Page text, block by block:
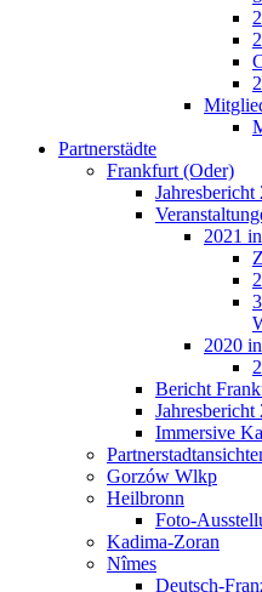
Partnerstädte
Frankfurt (Oder)
Jahresbericht
2021
2020
Bericht
Jahresbericht
Immersive
Gorzów Wlkp
Heilbronn
Foto-
Kadima-Zoran
Nîmes
Deutsch-